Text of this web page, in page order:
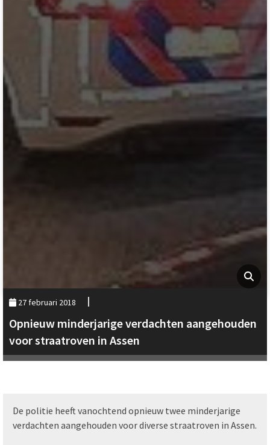
27 februari 2018
Opnieuw minderjarige verdachten aangehouden
voor straatroven in Assen
De politie heeft vanochtend opnieuw twee minderjarige
verdachten aangehouden voor diverse straatroven in Assen.